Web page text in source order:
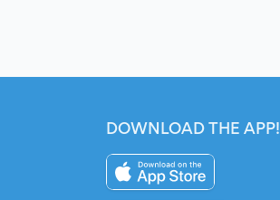
DOWNLOAD THE APP!